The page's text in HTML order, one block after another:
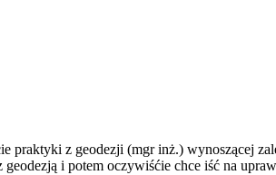
praktyki z geodezji (mgr inż.) wynoszącej
i potem oczywiśćie chce iść na